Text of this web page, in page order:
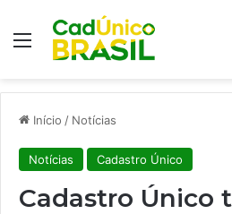
Menu
Início / Notícias
Notícias Cadastro Único
Cadastro Único